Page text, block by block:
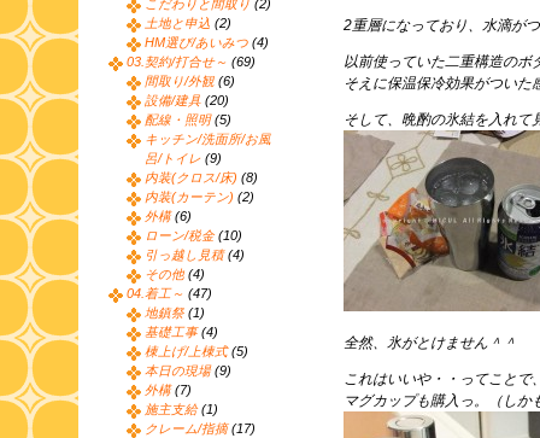
2重層になっており、水滴が
以前使っていた二重構造のボ
そえに保温保冷効果がついた
そして、晩酌の氷結を入れて
全然、氷がとけません＾＾
これはいいや・・ってことで
マグカップも購入っ。（しか
こだわりと間取り (2)
土地と申込 (2)
HM選び/あいみつ (4)
03.契約/打合せ～ (69)
間取り/外観 (6)
設備/建具 (20)
配線・照明(5)
キッチン/洗面所/お風
呂/トイレ (9)
内装(クロス/床) (8)
内装(カーテン) (2)
外構(6)
ローン/税金(10)
引っ越し見積(4)
その他 (4)
04.着工～ (47)
地鎮祭 (1)
基礎工事(4)
棟上げ/上棟式(5)
本日の現場(9)
外構(7)
施主支給(1)
クレーム/指摘(17)